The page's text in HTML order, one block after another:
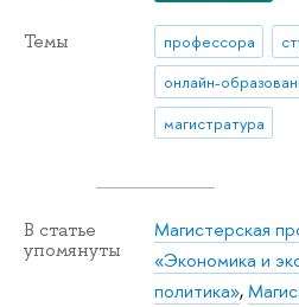
Темы профессора
онлайн-
магистратура
В статье
упомянуты
Магистерская
«Экономика и
политика»,